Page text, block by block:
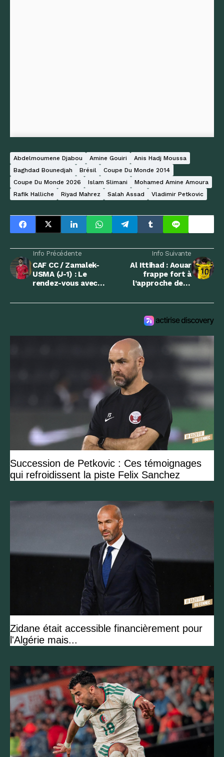
Abdelmoumene Djabou Amine Gouiri
Anis Hadj Moussa
Baghdad Bounedjah
Brésil
Coupe Du Monde 2014
Coupe Du Monde 2026
Islam Slimani
Mohamed Amine Amoura
Rafik Halliche
Riyad Mahrez Salah Assad Vladimir Petkovic
Info Précédente
CAF CC / Zamalek-
USMA (J-1) : Le
rendez-vous avec
Info Suivante
Al Ittihad : Aouar
frappe fort à
l’approche de la
Succession de Petkovic : Ces témoignages
qui refroidissent la piste Felix Sanchez
Zidane était accessible financièrement pour
l'Algérie mais...